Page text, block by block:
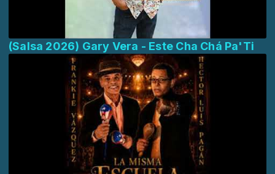
(Salsa 2026) Gary Vera - Este Cha Chá Pa'Ti